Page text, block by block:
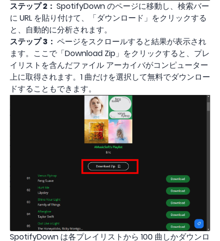
ステップ 2： SpotifyDown のページに移動し、検索バー
に URL を貼り付けて、「ダウンロード」をクリックする
と、自動的に分析されます。
ステップ 3： ページをスクロールすると結果が表示され
ます。ここで「Download Zip」をクリックすると、プレ
イリストを含んだファイル アーカイバがコンピューター
上に取得されます。1 曲だけを選択して無料でダウンロー
ドすることもできます。
SpotifyDown は各プレイリストから 100 曲しかダウンロ